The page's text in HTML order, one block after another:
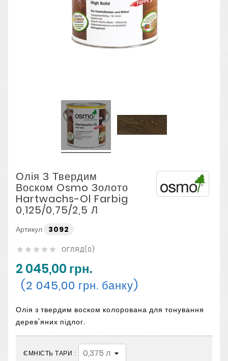
Олія З Твердим
Воском Osmo Золото
Hartwachs-Ol Farbig
0,125/0,75/2,5 Л
Артикул 3092
     ОГЛЯД(0)
2 045,00 грн.
(2 045,00 грн. банку)
Олія з твердим воском колорована для тонування
дерев'яних підлог.
ЄМНІСТЬ ТАРИ :